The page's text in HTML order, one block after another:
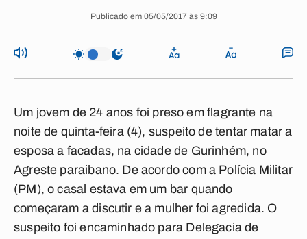
Publicado em 05/05/2017 às 9:09
Um jovem de 24 anos foi presoem flagrante na
noite de quinta-feira (4), suspeito de tentar matara
esposa a facadas, na cidade de Gurinhém, no
Agreste paraibano. De acordo com a Polícia Militar
(PM), o casal estava em um bar quando
começaram a discutir e a mulher foi agredida. O
suspeito foi encaminhado para Delegacia de